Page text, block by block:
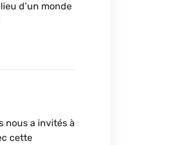
d’un monde
nous a invités à
cette